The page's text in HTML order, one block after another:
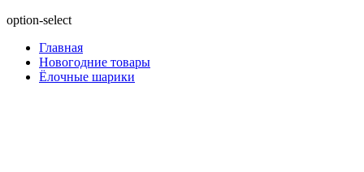
option-select
Главная
Новогодние товары
Ёлочные шарики